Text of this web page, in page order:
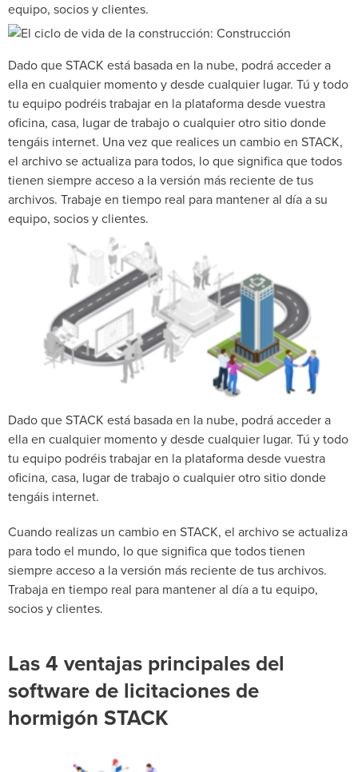
equipo, socios y clientes.
Dado que STACK está basada en la nube, podrá acceder a
ella en cualquier momento y desde cualquier lugar. Tú y todo
tu equipo podréis trabajar en la plataforma desde vuestra
oficina, casa, lugar de trabajo o cualquier otro sitio donde
tengáis internet. Una vez que realices un cambio en STACK,
el archivo se actualiza para todos, lo que significa que todos
tienen siempre acceso a la versión más reciente de tus
archivos. Trabaje en tiempo real para mantener al día a su
equipo, socios y clientes.
Dado que STACK está basada en la nube, podrá acceder a
ella en cualquier momento y desde cualquier lugar. Tú y todo
tu equipo podréis trabajar en la plataforma desde vuestra
oficina, casa, lugar de trabajo o cualquier otro sitio donde
tengáis internet.
Cuando realizas un cambio en STACK, el archivo se actualiza
para todo el mundo, lo que significa que todos tienen
siempre acceso a la versión más reciente de tus archivos.
Trabaja en tiempo real para mantener al día a tu equipo,
socios y clientes.
Las 4 ventajas principales del
software de licitaciones de
hormigón STACK